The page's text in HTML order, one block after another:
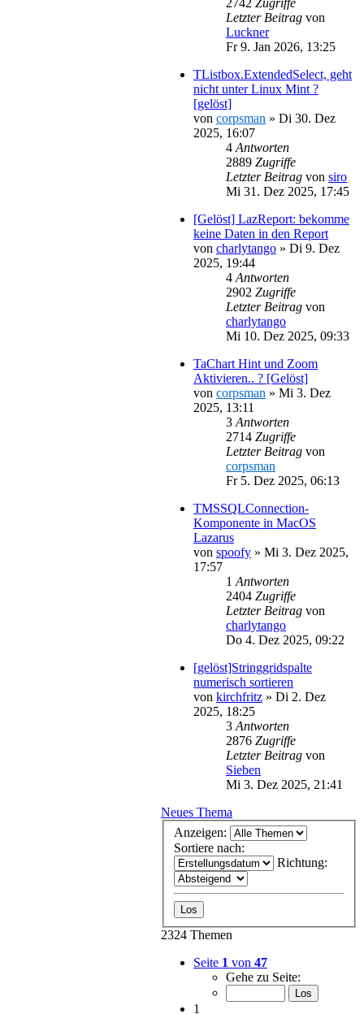
Letzter Beitrag von
Luckner
Fr 9. Jan 2026, 13:25
TListbox.ExtendedSelect, geht
nicht unter Linux Mint ?
[gelöst]
von corpsman » Di 30. Dez
2025, 16:07
4 Antworten
2889 Zugriffe
Letzter Beitrag von siro
Mi 31. Dez 2025, 17:45
[Gelöst] LazReport: bekomme
keine Daten in den Report
von charlytango » Di 9. Dez
2025, 19:44
4 Antworten
2902 Zugriffe
Letzter Beitrag von
charlytango
Mi 10. Dez 2025, 09:33
TaChart Hint und Zoom
Aktivieren.. ? [Gelöst]
von corpsman » Mi 3. Dez
2025, 13:11
3 Antworten
2714 Zugriffe
Letzter Beitrag von
corpsman
Fr 5. Dez 2025, 06:13
TMSSQLConnection-
Komponente in MacOS
Lazarus
von spoofy » Mi 3. Dez 2025,
17:57
1 Antworten
2404 Zugriffe
Letzter Beitrag von
charlytango
Do 4. Dez 2025, 09:22
[gelöst]Stringgridspalte
numerisch sortieren
von kirchfritz » Di 2. Dez
2025, 18:25
3 Antworten
2876 Zugriffe
Letzter Beitrag von
Sieben
Mi 3. Dez 2025, 21:41
Neues Thema
Anzeigen:
Sortiere nach:
Richtung:
2324 Themen
Seite 1 von 47
Gehe zu Seite:
1